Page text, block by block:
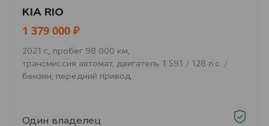
KIA RIO
1 379 000 ₽
2021 г., пробег 98 000 км,
трансмиссия автомат, двигатель 1 591 / 128 л.с. /
бензин, передний привод
Один владелец